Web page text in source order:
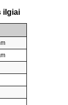
ilgiai